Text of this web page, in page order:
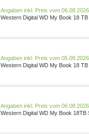
Preis vom 06.08.2026
Western Digital WD My Book 18
Preis vom
Western Digital WD My Book 18
Preis vom
Western Digital WD My Book 18TB